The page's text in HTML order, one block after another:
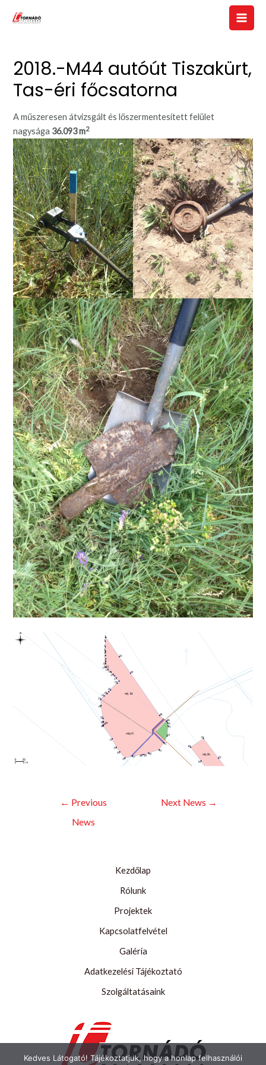
Main
2018.-M44 autóút Tiszakürt,
Tas-éri főcsatorna
A műszeresen átvizsgált és lőszermentesített felület
nagysága 36.093 m2
Bejegyzés
← Previous
News
Next News →
Kezdőlap
Rólunk
Projektek
Kapcsolatfelvétel
Galéria
Adatkezelési Tájékoztató
Szolgáltatásaink
Kedves Látogató! Tájékoztatjuk, hogy a honlap felhasználói